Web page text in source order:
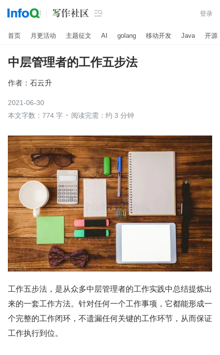
 登录
首页 月更活动 主题征文 AI golang 移动开发 Java 开源
中层管理者的工作五步法
作者： 石云升
2021-06-30
本文字数：774 字
阅读完需：约 3 分钟
工作五步法，是从众多中层管理者的工作实践中总结提炼出
来的一套工作方法。针对任何一个工作事项，它都能形成一
个完整的工作闭环，不遗漏任何关键的工作环节，从而保证
工作执行到位。